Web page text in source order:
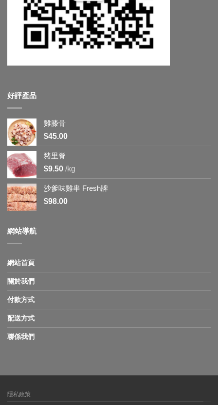
好評產品
雞膝骨
$45.00
豬里脊
$9.50 /kg
沙爹味雞串 Fresh牌
$98.00
網站導航
網站首頁
關於我們
付款方式
配送方式
聯係我們
隱私政策